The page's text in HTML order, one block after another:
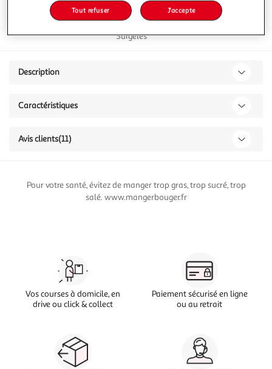
Surgelés
Description
Caractéristiques
Avis clients(11)
Pour votre santé, évitez de manger trop gras, trop sucré, trop
salé. www.mangerbouger.fr
Vos courses à domicile, en
drive ou click & collect
Paiement sécurisé en ligne
ou au retrait
Tout refuser J'accepte